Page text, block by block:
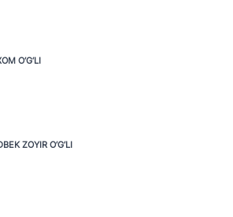
O‘G‘LI
ZOYIR O‘G‘LI